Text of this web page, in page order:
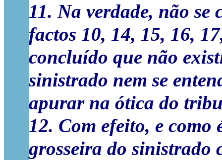
11. Na verdade, não se
factos 10, 14, 15, 16,
concluído que não
sinistrado nem se
apurar na ótica do
12. Com efeito, e
grosseira do sinistrado